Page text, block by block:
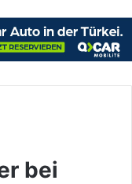
bei